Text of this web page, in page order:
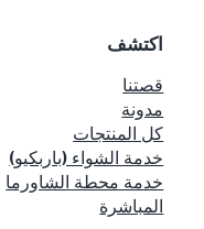
اكتشف
قصتنا
مدونة
كل المنتجات
خدمة الشواء (باربكيو)
خدمة محطة الشاورما
المباشرة